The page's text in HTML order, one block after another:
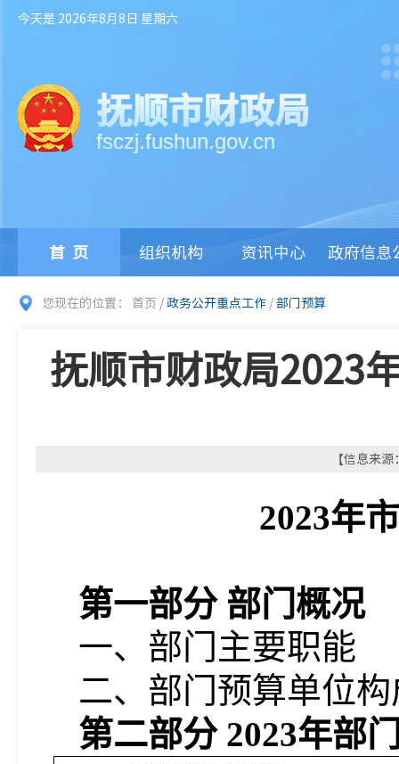
今天是 2026年8月8日 星期六
抚顺市财政局
fsczj.fushun.gov.cn
首页 组织机构 资讯中心 政府信息
您现在的位置： 首页 /政务公开重点工作 /部门预算
抚顺市财政局2023
【信息来
2023年
第一部分 部门概况
一、部门主要职能
二、部门预算单位构
第二部分 2023年部